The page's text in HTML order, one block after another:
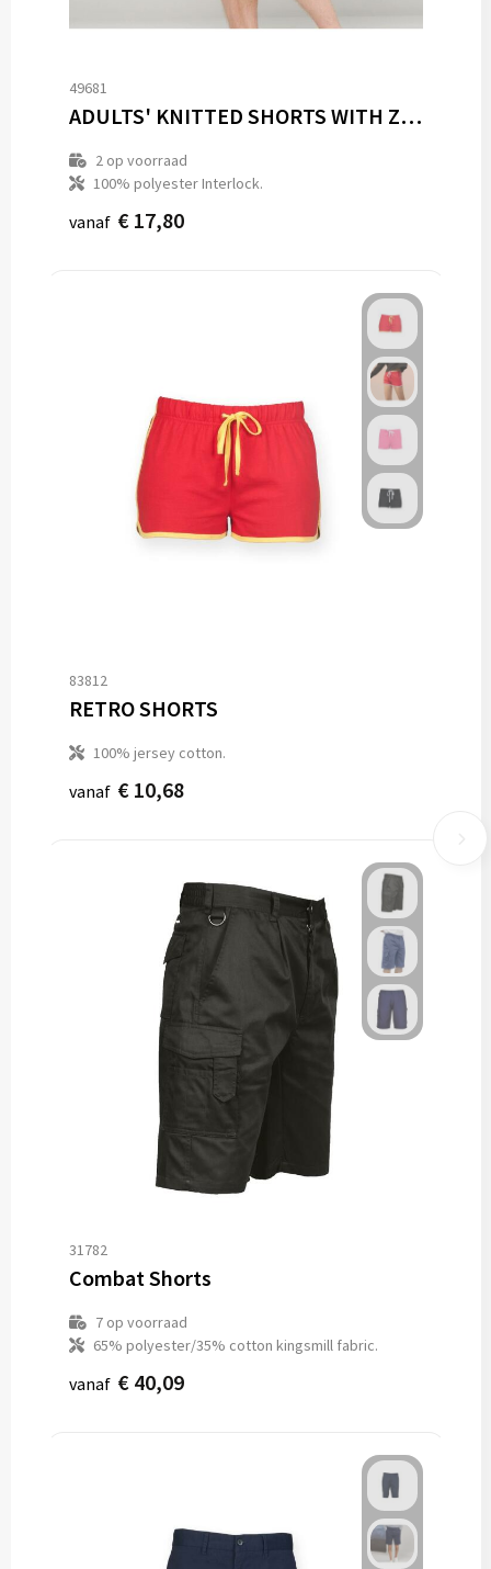
49681
ADULTS' KNITTED SHORTS WITH ZIP POCKETS
2op voorraad
100% polyester Interlock.
vanaf € 17,80
83812
RETRO SHORTS
100% jersey cotton.
vanaf € 10,68
31782
Combat Shorts
7op voorraad
65% polyester/35% cotton kingsmill fabric.
vanaf € 40,09